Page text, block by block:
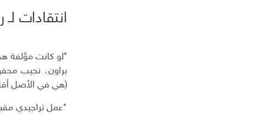
انتقادات لـ
*لو كانت مؤلفة
(هي في الأصل أقل
*عمل تراجيدي